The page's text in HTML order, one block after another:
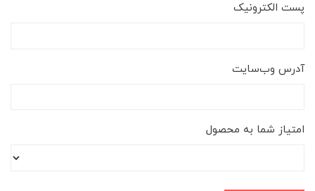
پست الکترونیک
آدرس وب‌سایت
امتیاز شما به محصول